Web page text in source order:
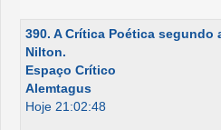
390. A Crítica Poética
Nilton.
Espaço Crítico
Alemtagus
Hoje 21:02:48